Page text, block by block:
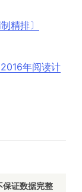
精排〕
年阅读计
保证数据完整